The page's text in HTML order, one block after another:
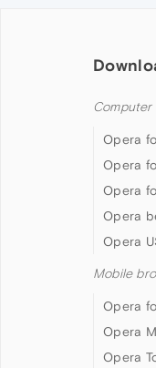
Computer
Opera
Opera
Opera
Opera
Opera
Mobile
Opera
Opera
Opera